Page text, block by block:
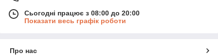
Сьогодні працює з 08:00 до 20:00
Показати весь графік роботи
Про нас